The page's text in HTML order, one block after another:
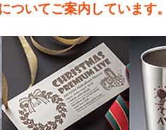
ついてご案内しています。